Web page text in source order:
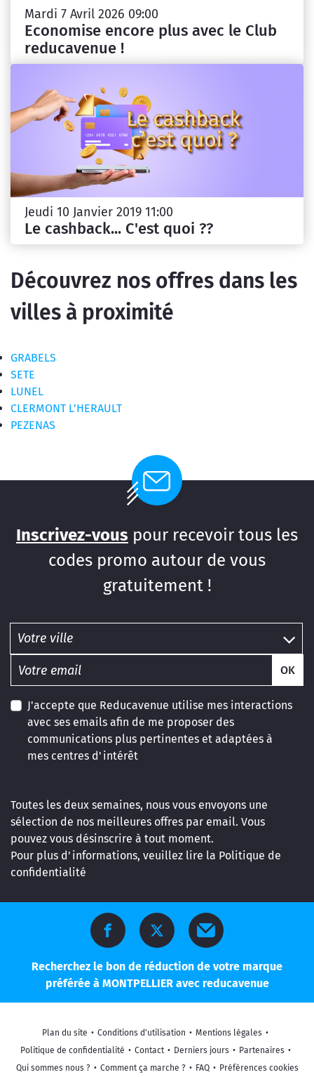
Mardi 7 Avril 2026 09:00
Economise encore plus avec le Club
reducavenue !
Jeudi 10 Janvier 2019 11:00
Le cashback... C'est quoi ??
Découvrez nos offres dans les
villes à proximité
GRABELS
SETE
LUNEL
CLERMONT L'HERAULT
PEZENAS
Inscrivez-vous pour recevoir tous les
codes promo autour de vous
gratuitement !
OK
J'accepte que Reducavenue utilise mes interactions
avec ses emails afin de me proposer des
communications plus pertinentes et adaptées à
mes centres d'intérêt
Toutes les deux semaines, nous vous envoyons une
sélection de nos meilleures offres par email. Vous
pouvez vous désinscrire à tout moment.
Pour plus d'informations, veuillez lire la Politique de
confidentialité
Recherchez le bon de réduction de votre marque
préférée à MONTPELLIER avec reducavenue
Plan du site • Conditions d'utilisation • Mentions légales •
Politique de confidentialité • Contact • Derniers jours • Partenaires •
Qui sommes nous ? • Comment ça marche ? • FAQ • Préférences cookies